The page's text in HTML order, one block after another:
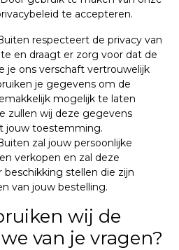
te accepteren.
respecteert de privacy van
en draagt er zorg voor dat de
je ons verschaft vertrouwelijk
je gegevens om de
mogelijk te laten
zullen wij deze gegevens
jouw toestemming.
zal jouw persoonlijke
verkopen en zal deze
stellen die zijn
van jouw bestelling.
wij de
van je vragen?